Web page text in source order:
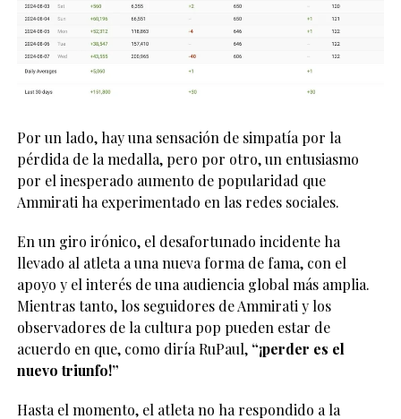
Por un lado, hay una sensación de simpatía por la
pérdida de la medalla, pero por otro, un entusiasmo
por el inesperado aumento de popularidad que
Ammirati ha experimentado en las redes sociales.
En un giro irónico, el desafortunado incidente ha
llevado al atleta a una nueva forma de fama, con el
apoyo y el interés de una audiencia global más amplia.
Mientras tanto, los seguidores de Ammirati y los
observadores de la cultura pop pueden estar de
acuerdo en que, como diría RuPaul,“¡perder es el
nuevo triunfo!”
Hasta el momento, el atleta no ha respondido a la